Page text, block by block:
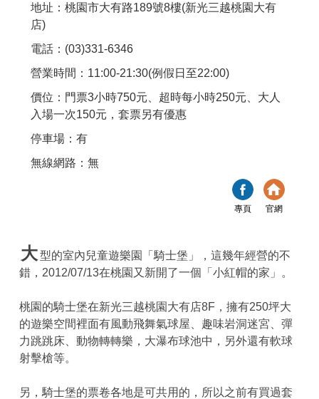
地址：桃園市大有路189號8樓(新光三越桃園大有
店)
電話：(03)331-6346
營業時間：11:00-21:30(例假日至22:00)
價位：門票3小時750元、超時每小時250元、大人
入場一次150元，套票另有優惠
停車場：有
無線網路：無
專頁 官網
大型的室內兒童遊樂園「騎士堡」，這幾年經營的不
錯，2012/07/13在桃園又新開了一個「小紅帽的家」。
桃園的騎士堡在新光三越桃園大有店8F，擁有250坪大
的遊樂空間裡面有風動飛舞氣球屋、趣味岩洞迷宮、彈
力跳跳床、動物轉轉樂，大瀑布球池中，另外還有軟球
射擊槍等。
另，騎士堡的票卷各地是可共用的，所以之前有買過套